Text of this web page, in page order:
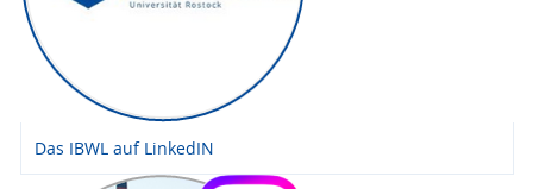
Das IBWL auf LinkedIN